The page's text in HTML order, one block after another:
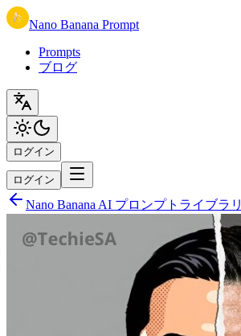
Nano Banana Prompt
Prompts
ブログ
ログイン
ログイン
Nano Banana AI プロンプトライブラリ